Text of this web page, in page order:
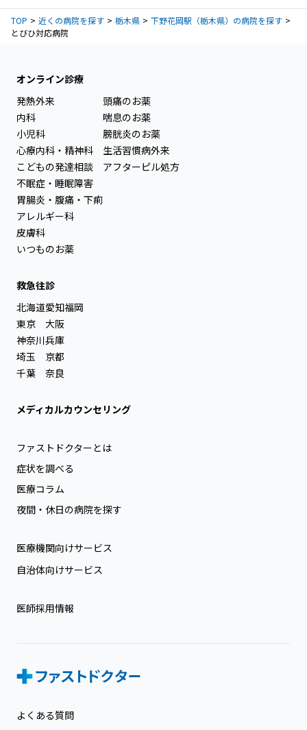
TOP 近くの病院を探す 栃木県
下野花岡駅（栃木県）の病院を探す
とびひ対応病院
オンライン診療
発熱外来
内科
小児科
心療内科・精神科
こどもの発達相談
不眠症・睡眠障害
胃腸炎・腹痛・下痢
アレルギー科
皮膚科
いつものお薬
頭痛のお薬
喘息のお薬
膀胱炎のお薬
生活習慣病外来
アフターピル処方
救急往診
北海道
東京
神奈川
埼玉
千葉
愛知
大阪
兵庫
京都
奈良
福岡
メディカルカウンセリング
ファストドクターとは
症状を調べる
医療コラム
夜間・休日の病院を探す
医療機関向けサービス
自治体向けサービス
医師採用情報
よくある質問